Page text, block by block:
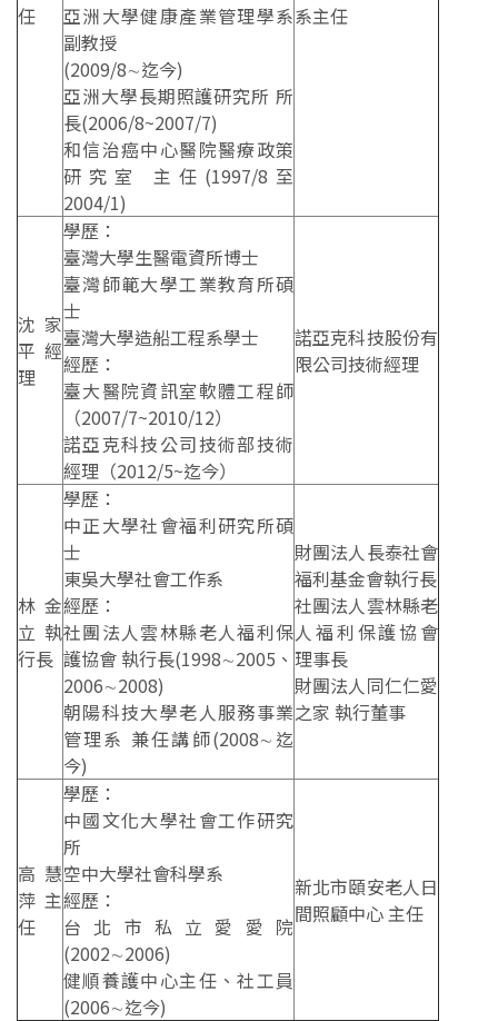
任
亞洲大學健康產業管理學系
副教授
(2009/8∼迄今)
亞洲大學長期照護研究所 所
長(2006/8~2007/7)
和信治癌中心醫院醫療政策
研究室 主任(1997/8至
2004/1)
系主任
沈家
平經
理
學歷：
臺灣大學生醫電資所博士
臺灣師範大學工業教育所碩
士
臺灣大學造船工程系學士
經歷：
臺大醫院資訊室軟體工程師
（2007/7~2010/12）
諾亞克科技公司技術部技術
經理（2012/5~迄今）
諾亞克科技股份有
限公司技術經理
林金
立執
行長
學歷：
中正大學社會福利研究所碩
士
東吳大學社會工作系
經歷：
社團法人雲林縣老人福利保
護協會 執行長(1998∼2005、
2006∼2008)
朝陽科技大學老人服務事業
管理系 兼任講師(2008∼迄
今)
財團法人長泰社會
福利基金會執行長
社團法人雲林縣老
人福利保護協會
理事長
財團法人同仁仁愛
之家 執行董事
高慧
萍主
任
學歷：
中國文化大學社會工作研究
所
空中大學社會科學系
經歷：
台北市私立愛愛院
(2002∼2006)
健順養護中心主任、社工員
(2006∼迄今)
新北市頤安老人日
間照顧中心 主任